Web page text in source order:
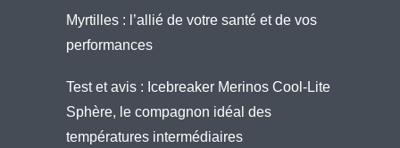
Myrtilles : l’allié de votre santé et de vos
performances
Test et avis : Icebreaker Merinos Cool-Lite
Sphère, le compagnon idéal des
températures intermédiaires